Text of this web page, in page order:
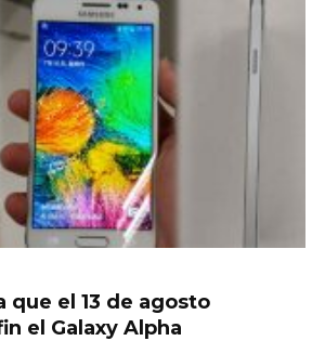
que el 13 de agosto
el Galaxy Alpha